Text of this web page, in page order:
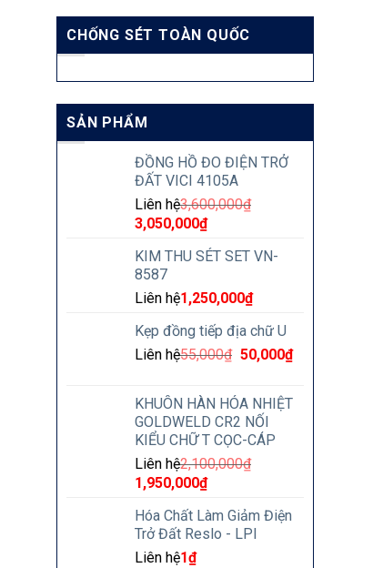
CHỐNG SÉT TOÀN QUỐC
SẢN PHẨM
ĐỒNG HỒ ĐO ĐIỆN TRỞ
ĐẤT VICI 4105A
Liên hệ3,600,000₫
3,050,000₫
KIM THU SÉT SET VN-
8587
Liên hệ1,250,000₫
Kẹp đồng tiếp địa chữ U
Liên hệ55,000₫ 50,000₫
KHUÔN HÀN HÓA NHIỆT
GOLDWELD CR2 NỐI
KIỂU CHỮ T CỌC-CÁP
Liên hệ2,100,000₫
1,950,000₫
Hóa Chất Làm Giảm Điện
Trở Đất Reslo - LPI
Liên hệ1₫